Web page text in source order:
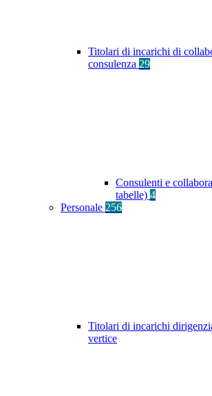
Titolari di incarichi di
consulenza 29
Consulenti e
tabelle) 4
Personale 256
Titolari di incarichi
vertice